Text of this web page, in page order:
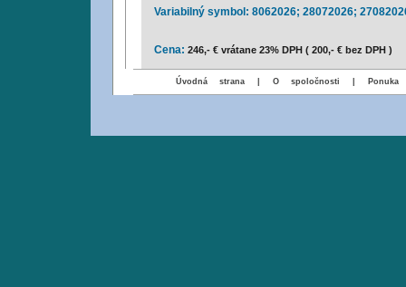
Variabilný symbol: 8062026; 28072026;
Cena: 246,- € vrátane 23% DPH ( 200,- € bez DPH )
Úvodná strana O spoločnosti Ponuka